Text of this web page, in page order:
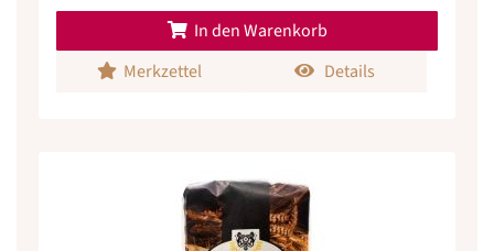
In den Warenkorb
Merkzettel
Details